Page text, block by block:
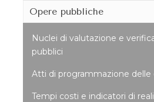
Opere pubbliche
Nuclei di valutazione e
pubblici
Atti di programmazione delle
Tempi costi e indicatori di